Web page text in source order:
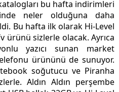
bu hafta indirimleri
neler olduğuna daha
Bu hafta ilk olarak Hi-Level
ürünü sizlerle olacak. Ayrıca
yazıcı sunan market
ürününü de sunuyor.
soğutucu ve Piranha
Aldın Aldın perşembe